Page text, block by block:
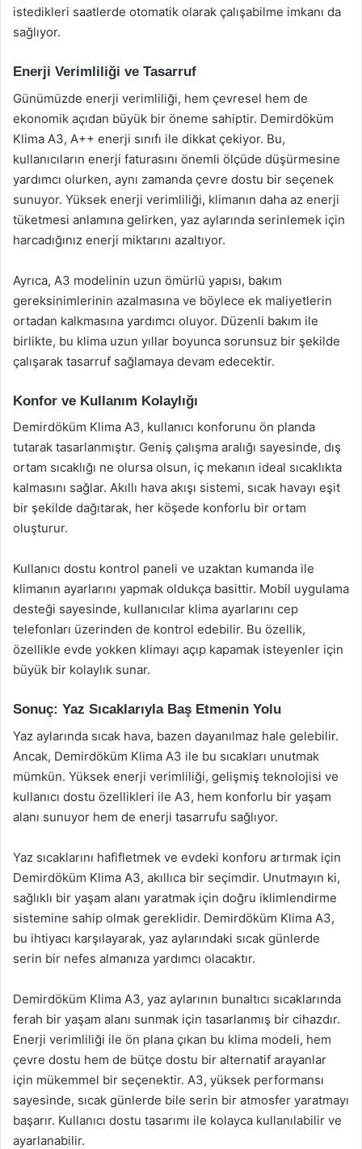
istedikleri saatlerde otomatik olarak çalışabilme imkanı da
sağlıyor.
Enerji Verimliliği ve Tasarruf
Günümüzde enerji verimliliği, hem çevresel hem de
ekonomik açıdan büyük bir öneme sahiptir. Demirdöküm
Klima A3, A++ enerji sınıfı ile dikkat çekiyor. Bu,
kullanıcıların enerji faturasını önemli ölçüde düşürmesine
yardımcı olurken, aynı zamanda çevre dostu bir seçenek
sunuyor. Yüksek enerji verimliliği, klimanın daha az enerji
tüketmesi anlamına gelirken, yaz aylarında serinlemek için
harcadığınız enerji miktarını azaltıyor.
Ayrıca, A3 modelinin uzun ömürlü yapısı, bakım
gereksinimlerinin azalmasına ve böylece ek maliyetlerin
ortadan kalkmasına yardımcı oluyor. Düzenli bakım ile
birlikte, bu klima uzun yıllar boyunca sorunsuz bir şekilde
çalışarak tasarruf sağlamaya devam edecektir.
Konfor ve Kullanım Kolaylığı
Demirdöküm Klima A3, kullanıcı konforunu ön planda
tutarak tasarlanmıştır. Geniş çalışma aralığı sayesinde, dış
ortam sıcaklığı ne olursa olsun, iç mekanın ideal sıcaklıkta
kalmasını sağlar. Akıllı hava akışı sistemi, sıcak havayı eşit
bir şekilde dağıtarak, her köşede konforlu bir ortam
oluşturur.
Kullanıcı dostu kontrol paneli ve uzaktan kumanda ile
klimanın ayarlarını yapmak oldukça basittir. Mobil uygulama
desteği sayesinde, kullanıcılar klima ayarlarını cep
telefonları üzerinden de kontrol edebilir. Bu özellik,
özellikle evde yokken klimayı açıp kapamak isteyenler için
büyük bir kolaylık sunar.
Sonuç: Yaz Sıcaklarıyla Baş Etmenin Yolu
Yaz aylarında sıcak hava, bazen dayanılmaz hale gelebilir.
Ancak, Demirdöküm Klima A3 ile bu sıcakları unutmak
mümkün. Yüksek enerji verimliliği, gelişmiş teknolojisi ve
kullanıcı dostu özellikleri ile A3, hem konforlu bir yaşam
alanı sunuyor hem de enerji tasarrufu sağlıyor.
Yaz sıcaklarını hafifletmek ve evdeki konforu artırmak için
Demirdöküm Klima A3, akıllıca bir seçimdir. Unutmayın ki,
sağlıklı bir yaşam alanı yaratmak için doğru iklimlendirme
sistemine sahip olmak gereklidir. Demirdöküm Klima A3,
bu ihtiyacı karşılayarak, yaz aylarındaki sıcak günlerde
serin bir nefes almanıza yardımcı olacaktır.
Demirdöküm Klima A3, yaz aylarının bunaltıcı sıcaklarında
ferah bir yaşam alanı sunmak için tasarlanmış bir cihazdır.
Enerji verimliliği ile ön plana çıkan bu klima modeli, hem
çevre dostu hem de bütçe dostu bir alternatif arayanlar
için mükemmel bir seçenektir. A3, yüksek performansı
sayesinde, sıcak günlerde bile serin bir atmosfer yaratmayı
başarır. Kullanıcı dostu tasarımı ile kolayca kullanılabilir ve
ayarlanabilir.